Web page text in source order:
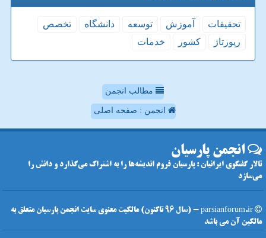
تحقیقات آموزش توسعه دانشگاه
تخصص
رپورتاژ
كشور خدمات
مطالب انجمن
انجمن : صفحه اصلی
انجمن پارسیان
تالار گفتگوی ایرانیان : پارسیان فروم اندیشه‌ها را به اشتراک می‌گذارد و دانش را
می‌سازد
parsianforum.ir - (سال 96 تاکنون) مالکیت معنوی سایت انجمن پارسیان متعلق به
مالکین آن می باشد